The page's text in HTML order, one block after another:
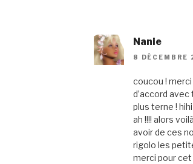
Nanie
8
coucou !
d’accord avec
plus terne !
ah !!!! alors
avoir de ces
rigolo les
merci pour cet